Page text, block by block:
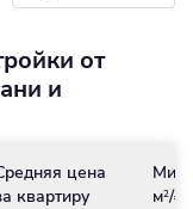
от
и
цена
квартиру
Мин.
м2/₽